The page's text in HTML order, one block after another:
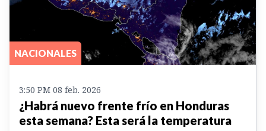
NACIONALES
3:50 PM 08 feb. 2026
¿Habrá nuevo frente frío en Honduras
esta semana? Esta será la temperatura